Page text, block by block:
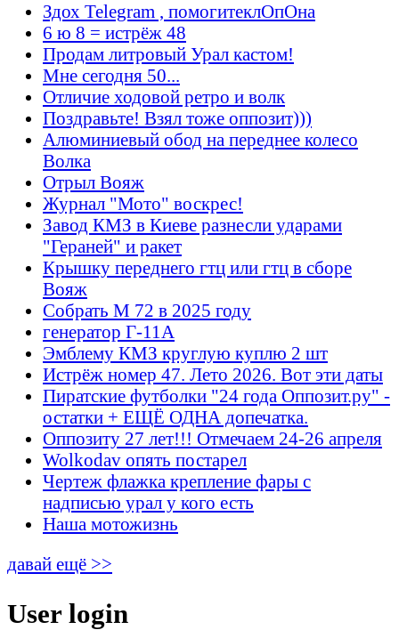
Здох Telegram , помогитеклОпОна
6 ю 8 = истрёж 48
Продам литровый Урал кастом!
Мне сегодня 50...
Отличие ходовой ретро и волк
Поздравьте! Взял тоже оппозит)))
Алюминиевый обод на переднее колесо
Волка
Отрыл Вояж
Журнал "Мото" воскрес!
Завод КМЗ в Киеве разнесли ударами
"Гераней" и ракет
Крышку переднего гтц или гтц в сборе
Вояж
Собрать М 72 в 2025 году
генератор Г-11А
Эмблему КМЗ круглую куплю 2 шт
Истрёж номер 47. Лето 2026. Вот эти даты
Пиратские футболки "24 года Оппозит.ру" -
остатки + ЕЩЁ ОДНА допечатка.
Оппозиту 27 лет!!! Отмечаем 24-26 апреля
Wolkodav опять постарел
Чертеж флажка крепление фары с
надписью урал у кого есть
Наша мотожизнь
давай ещё >>
User login